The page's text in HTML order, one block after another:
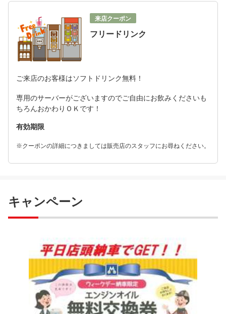
来店クーポン
フリードリンク
ご来店のお客様はソフトドリンク無料！
専用のサーバーがございますのでご自由にお飲みくださいも
ちろんおかわりＯＫです！
有効期限
※クーポンの詳細につきましては販売店のスタッフにお尋ねください。
キャンペーン